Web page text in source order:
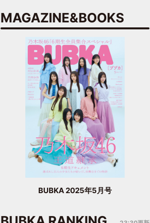
MAGAZINE&BOOKS
BUBKA 2025年5月号